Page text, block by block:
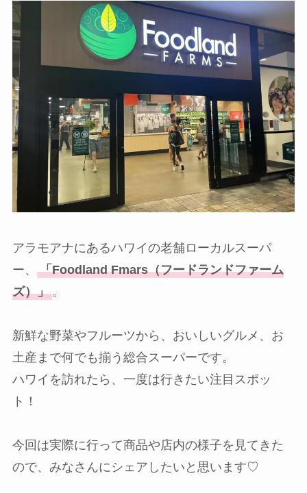
アラモアナにあるハワイの老舗ローカルスーパ
ー、
「Foodland Fmars（フードランドファーム
ズ）」 。
新鮮な野菜やフルーツから、おいしいグルメ、お
土産まで何でも揃う総合スーパーです。
ハワイを訪れたら、一度は行きたい注目スポッ
ト！
今回は実際に行って商品や店内の様子を見てきた
ので、みなさんにシェアしたいと思います♡